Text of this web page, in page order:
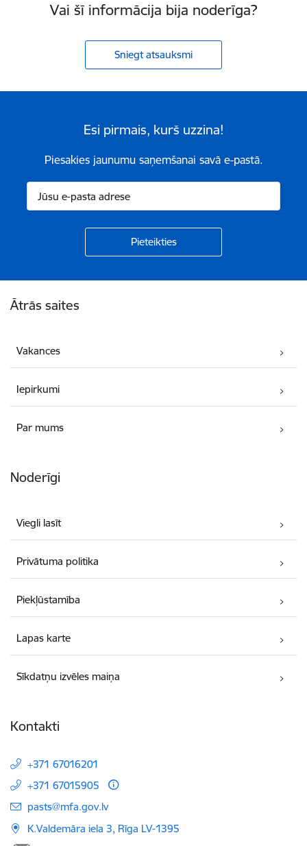
Vai šī informācija bija noderīga?
Sniegt atsauksmi
Esi pirmais, kurš uzzina!
Piesakies jaunumu saņemšanai savā e-pastā.
Ātrās saites
Vakances
Iepirkumi
Par mums
Noderīgi
Viegli lasīt
Privātuma politika
Piekļūstamība
Lapas karte
Sīkdatņu izvēles maiņa
Kontakti
+371 67016201
+371 67015905
E-pasts:
pasts@mfa.gov.lv
K.Valdemāra iela 3, Rīga LV-1395